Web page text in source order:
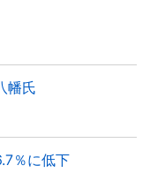
幡氏
％に低下